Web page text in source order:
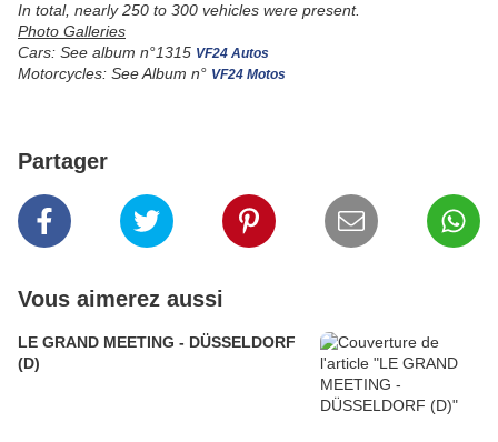
In total, nearly 250 to 300 vehicles were present.
Photo Galleries
Cars: See album n°1315 VF24 Autos
Motorcycles: See Album n° VF24 Motos
Partager
Vous aimerez aussi
LE GRAND MEETING - DÜSSELDORF
(D)